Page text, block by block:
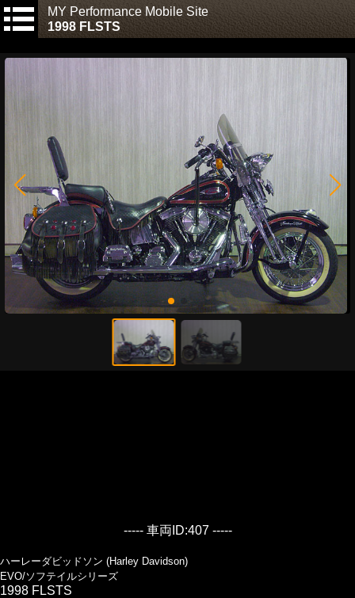
MY Performance Mobile Site
1998 FLSTS
----- 車両ID:407 -----
ハーレーダビッドソン (Harley Davidson)
EVO/ソフテイルシリーズ
1998 FLSTS